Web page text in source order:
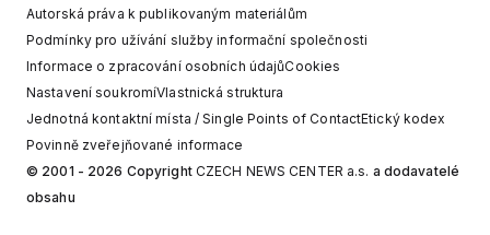
Autorská práva k publikovaným materiálům
Podmínky pro užívání služby informační společnosti
Informace o zpracování osobních údajůCookies
Nastavení soukromíVlastnická struktura
Jednotná kontaktní místa / Single Points of ContactEtický kodex
Povinně zveřejňované informace
© 2001 - 2026 Copyright CZECH NEWS CENTER a.s. a dodavatelé
obsahu